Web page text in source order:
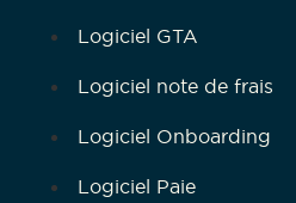
Logiciel GTA
Logiciel note de frais
Logiciel Onboarding
Logiciel Paie